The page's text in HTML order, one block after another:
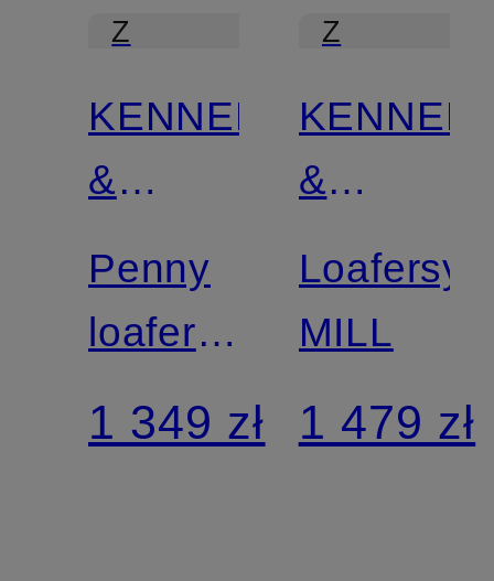
Z
KENNEL
&
SCHMENGER
Penny
loafers
ALVA
1 349 zł
Z
KENNEL
&
Loafersy
MILL
1 479 zł